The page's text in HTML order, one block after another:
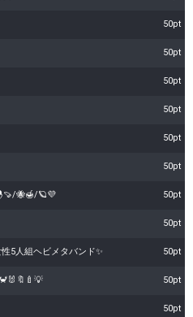
50pt
50pt
50pt
50pt
50pt
50pt
🐝🍯/🪐💜 50pt
50pt
5人組ヘビメタバンド✨ 50pt
50pt
50pt